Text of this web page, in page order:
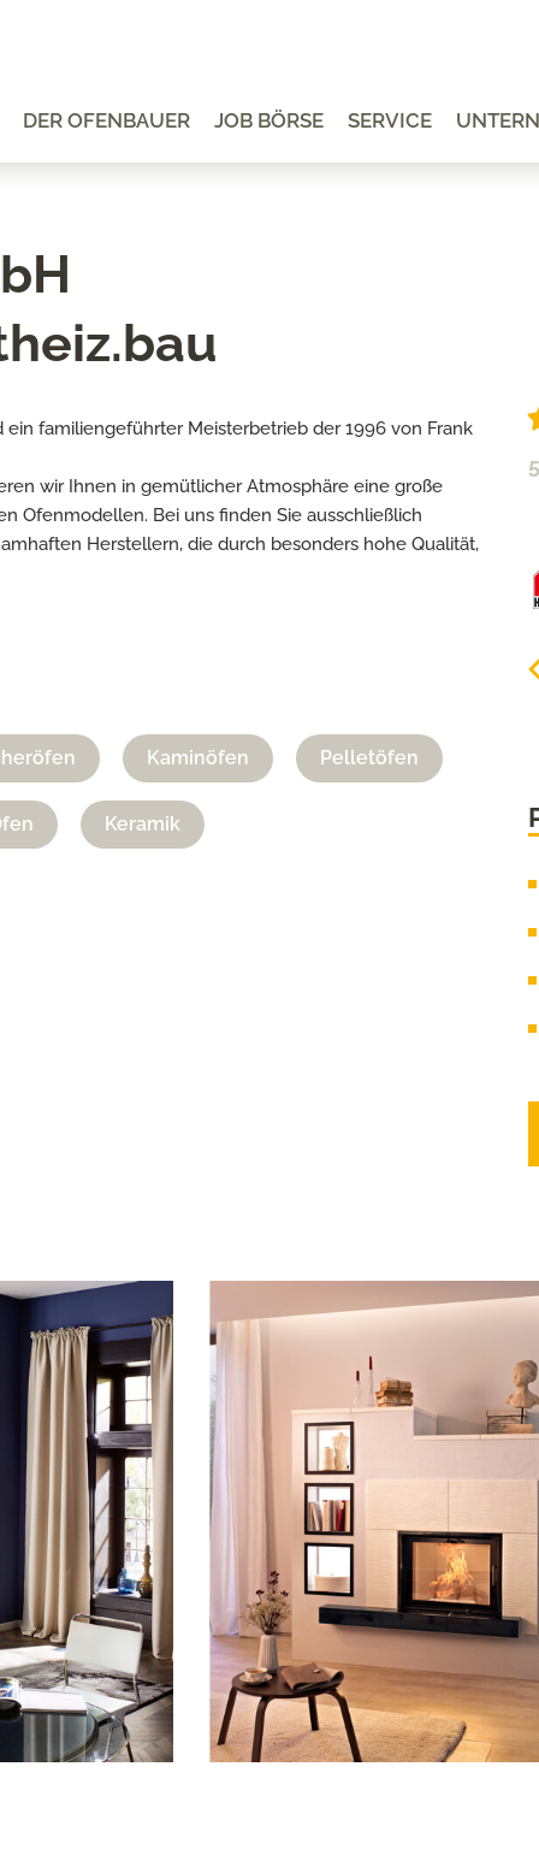
DER OFENBAUER JOB BÖRSE SERVICE
ein familiengeführter Meisterbetrieb der 1996 von Frank
wir Ihnen in gemütlicher Atmosphäre eine große
Ofenmodellen. Bei uns finden Sie ausschließlich
Herstellern, die durch besonders hohe Qualität,
Kaminöfen Pelletöfen
Keramik